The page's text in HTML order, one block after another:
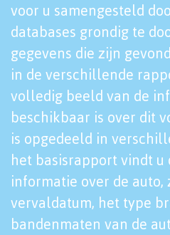
voor u samengesteld
databases grondig te
gegevens die zijn
in de verschillende
volledig beeld van de
beschikbaar is over dit
is opgedeeld in
het basisrapport vindt u
informatie over de auto,
vervaldatum, het type
bandenmaten van de